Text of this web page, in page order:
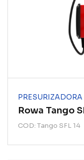
Rowa Tango
COD: Tango SFL 14